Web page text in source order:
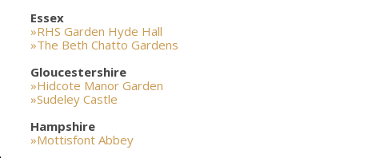
Essex
»RHS Garden Hyde Hall
»The Beth Chatto Gardens
Gloucestershire
»Hidcote Manor Garden
»Sudeley Castle
Hampshire
»Mottisfont Abbey